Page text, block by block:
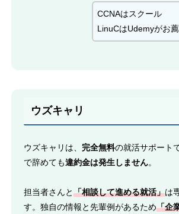
CCNAはスクール
LinuCはUdemyがお
ウズキャリ
ウズキャリは、 完全無料の就活サポート
で辞めても違約金は発生しません。
担当者さんと「相談して進める就活」は
す。独自の情報と先輩例があるため「企